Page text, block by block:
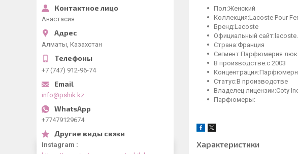
Пол:Женский
Коллекция:Lacoste Pour
Бренд:Lacoste
Официальный
Страна:Франция
Сегмент:Парфюмерия
В производстве:с 2003
Статус:В производстве
Владелец лицензии:Coty
Парфюмеры:
Характеристики
Анастасия
Алматы, Казахстан
+7 (747) 912-96-74
info@pshik.kz
+77479129674
Instagram